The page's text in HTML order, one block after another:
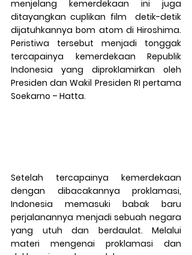
menjelang kemerdekaan ini juga
ditayangkan cuplikan film  detik-detik
dijatuhkannya bom atom di Hiroshima.
Peristiwa tersebut menjadi tonggak
tercapainya kemerdekaan Republik
Indonesia yang diproklamirkan oleh
Presiden dan Wakil Presiden RI pertama
Soekarno – Hatta.
Setelah tercapainya kemerdekaan
dengan dibacakannya proklamasi,
Indonesia memasuki babak baru
perjalanannya menjadi sebuah negara
yang utuh dan berdaulat. Melalui
materi mengenai proklamasi dan